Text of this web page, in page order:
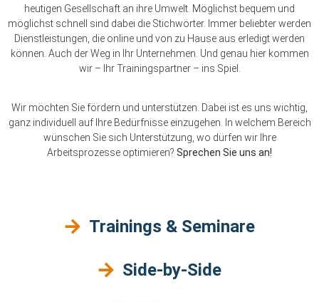
heutigen Gesellschaft an ihre Umwelt. Möglichst bequem und
möglichst schnell sind dabei die Stichwörter. Immer beliebter werden
Dienstleistungen, die online und von zu Hause aus erledigt werden
können. Auch der Weg in Ihr Unternehmen. Und genau hier kommen
wir – Ihr Trainingspartner – ins Spiel.
Wir möchten Sie fördern und unterstützen. Dabei ist es uns wichtig,
ganz individuell auf Ihre Bedürfnisse einzugehen. In welchem Bereich
wünschen Sie sich Unterstützung, wo dürfen wir Ihre
Arbeitsprozesse optimieren? Sprechen Sie uns an!
Trainings & Seminare
Side-by-Side